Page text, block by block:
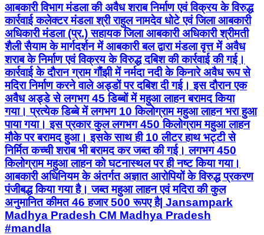
आबकारी विभाग मंडला की अवैध शराब निर्माण एवं विक्रय के विरुद्ध
कार्रवाई कलेक्टर मंडला श्री राहुल नामदेव धोटे एवं जिला आबकारी
अधिकारी मंडला (प्र.) सहायक जिला आबकारी अधिकारी श्रीमती
शैली सैयाम के मार्गदर्शन में आबकारी बल द्वारा मंडला वृत्त में अवैध
शराब के निर्माण एवं विक्रय के विरुद्ध दबिश की कार्रवाई की गई।
कार्रवाई के दौरान ग्राम गौंझी में नर्मदा नदी के किनारे अवैध रूप से
मदिरा निर्माण करने वाले अड्डों पर दबिश दी गई। इस दौरान एक
अवैध अड्डे से लगभग 45 डिब्बों में महुआ लाहन बरामद किया
गया। प्रत्येक डिब्बे में लगभग 10 किलोग्राम महुआ लाहन भरा हुआ
पाया गया। इस प्रकार कुल लगभग 450 किलोग्राम महुआ लाहन
मौके पर बरामद हुआ। इसके साथ ही 10 लीटर हाथ भट्टी से
निर्मित कच्ची शराब भी बरामद कर जब्त की गई। लगभग 450
किलोग्राम महुआ लाहन को घटनास्थल पर ही नष्ट किया गया।
आबकारी अधिनियम के अंतर्गत अज्ञात आरोपियों के विरुद्ध प्रकरण
पंजीबद्ध किया गया है। जब्त महुआ लाहन एवं मदिरा की कुल
अनुमानित कीमत 46 हजार 500 रूपए है| Jansampark
Madhya Pradesh CM Madhya Pradesh
#mandla